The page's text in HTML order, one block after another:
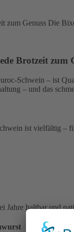
zum Genuss Die
Brotzeit zum
Schwein – ist
– und das
ist vielfältig –
Jahre haltbar und